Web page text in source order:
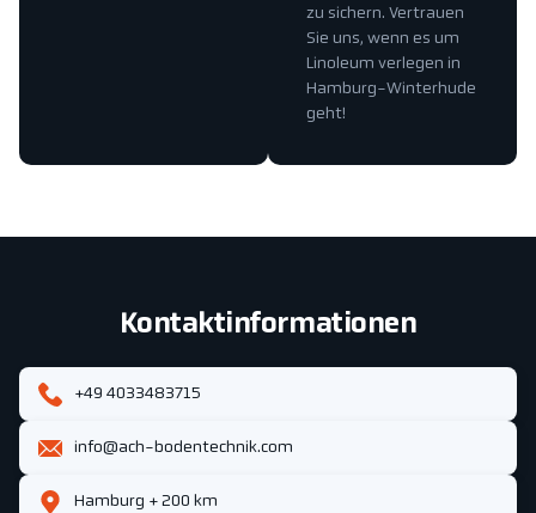
zu sichern. Vertrauen
Sie uns, wenn es um
Linoleum verlegen in
Hamburg-Winterhude
geht!
Kontaktinformationen
+49 4033483715
info@ach-bodentechnik.com
Hamburg + 200 km